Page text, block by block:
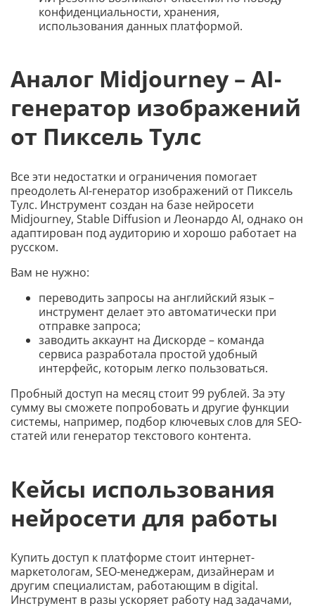
конфиденциальности, хранения,
использования данных платформой.
Аналог Midjourney – AI-
генератор изображений
от Пиксель Тулс
Все эти недостатки и ограничения помогает
преодолеть AI-генератор изображений от Пиксель
Тулс. Инструмент создан на базе нейросети
Midjourney, Stable Diffusion и Леонардо AI, однако он
адаптирован под аудиторию и хорошо работает на
русском.
Вам не нужно:
переводить запросы на английский язык –
инструмент делает это автоматически при
отправке запроса;
заводить аккаунт на Дискорде – команда
сервиса разработала простой удобный
интерфейс, которым легко пользоваться.
Пробный доступ на месяц стоит 99 рублей. За эту
сумму вы сможете попробовать и другие функции
системы, например, подбор ключевых слов для SEO-
статей или генератор текстового контента.
Кейсы использования
нейросети для работы
Купить доступ к платформе стоит интернет-
маркетологам, SEO-менеджерам, дизайнерам и
другим специалистам, работающим в digital.
Инструмент в разы ускоряет работу над задачами,